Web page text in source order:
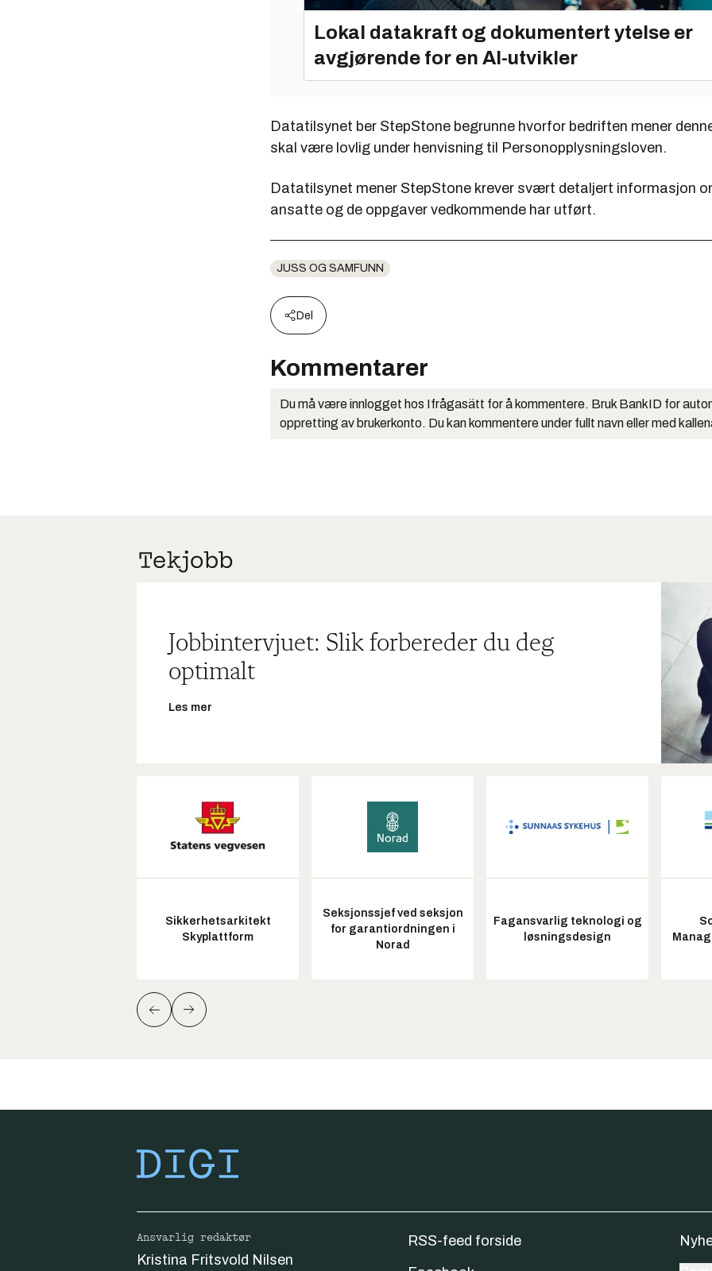
Lokal datakraft og dokumentert ytelse er
avgjørende for en AI-utvikler
Datatilsynet ber StepStone begrunne hvorfor bedriften mener
skal være lovlig under henvisning til Personopplysningsloven.
Datatilsynet mener StepStone krever svært detaljert informasjon
ansatte og de oppgaver vedkommende har utført.
JUSS OG SAMFUNN
Del
Kommentarer
Du må være innlogget hos Ifrågasätt for å kommentere. Bruk BankID for
oppretting av brukerkonto. Du kan kommentere under fullt navn eller med
Jobbintervjuet: Slik forbereder du deg
optimalt
Les mer
Sikkerhetsarkitekt
Skyplattform
Seksjonssjef ved seksjon
for garantiordningen i
Norad
Fagansvarlig teknologi og
løsningsdesign
Ansvarlig redaktør
Kristina Fritsvold Nilsen
RSS-feed forside